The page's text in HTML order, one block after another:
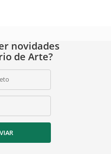
novidades
de Arte?